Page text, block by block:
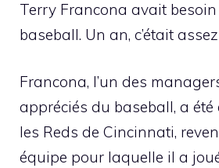
Terry Francona avait besoin
baseball. Un an, c’était
Francona, l’un des
appréciés du baseball, a
les Reds de Cincinnati,
équipe pour laquelle il a